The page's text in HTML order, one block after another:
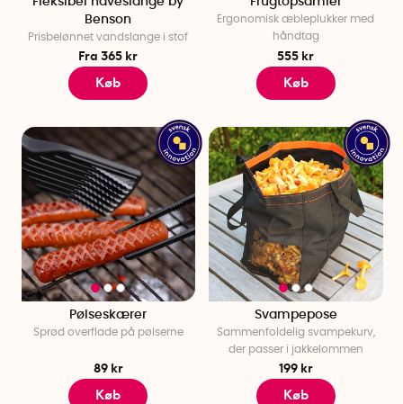
Benson
Prisbelønnet vandslange i stof
Fra 365 kr
Køb
Ergonomisk æbleplukker med
håndtag
555 kr
Køb
Pølseskærer
Sprød overflade på pølserne
89 kr
Køb
Svampepose
Sammenfoldelig svampekurv,
der passer i jakkelommen
199 kr
Køb